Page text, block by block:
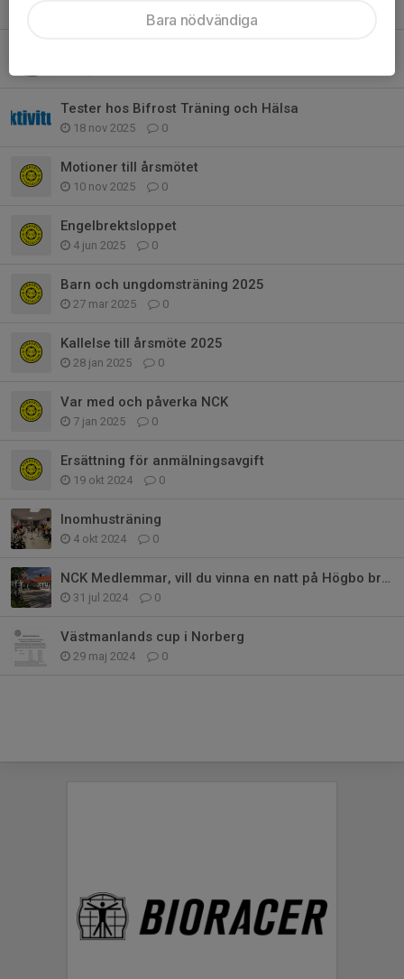
Tester hos Bifrost Träning och Hälsa
18 nov 2025 0
Motioner till årsmötet
10 nov 2025 0
Engelbrektsloppet
4 jun 2025 0
Barn och ungdomsträning 2025
27 mar 2025 0
Kallelse till årsmöte 2025
28 jan 2025 0
Var med och påverka NCK
7 jan 2025 0
Ersättning för anmälningsavgift
19 okt 2024 0
Inomhusträning
4 okt 2024 0
NCK Medlemmar, vill du vinna en natt på Högbo bruk inkl middag?
31 jul 2024 0
Västmanlands cup i Norberg
29 maj 2024 0
Bara nödvändiga